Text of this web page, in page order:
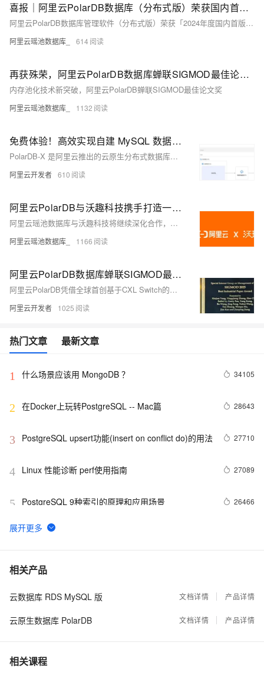
喜报｜阿里云PolarDB数据库（分布式版）荣获国内首台（套）产品奖项
阿里云PolarDB数据库管理软件（分布式版）荣获「2024年度国内首版次软件」称号，并跻身《2024年度浙江省首台（套）推广应用典型案例》。
阿里云瑶池数据库_ 614
再获殊荣，阿里云PolarDB数据库蝉联SIGMOD最佳论文奖
内存池化技术新突破，阿里云PolarDB蝉联SIGMOD最佳论文奖
阿里云瑶池数据库_ 1132
免费体验！高效实现自建 MySQL 数据库平滑迁移至 PolarDB-X
PolarDB-X 是阿里云推出的云原生分布式数据库，支持PB级存储扩展、高并发访问与数据强一致，助力企业实现MySQL平滑迁移。现已开放免费体验，点击即享高效、稳定的数据库升级方案。
阿里云开发者 610
阿里云PolarDB与沃趣科技携手打造一体化数据库解决方案，助推国产数据库生态发展
阿里云瑶池数据库与沃趣科技将继续深化合作，共同推动国产数据库技术的持续创新与广泛应用，为行业生态的繁荣注入更强劲的技术动力。
阿里云瑶池数据库_ 1166
阿里云PolarDB数据库蝉联SIGMOD最佳论文奖
阿里云PolarDB凭借全球首创基于CXL Switch的分布式内存池技术，在SIGMOD 2025上荣获工业赛道“最佳论文奖”，连续两年蝉联该顶会最高奖项。其创新架构PolarCXLMem打破传统RDMA技术瓶颈，性能提升2.1倍，并已落地应用于内存池化场景，推动大模型推理与多模态存储发展，展现CXL Switch在高速互联中的巨大潜力。
阿里云开发者 1025
热门文章 最新文章
1 什么场景应该用 MongoDB ？ 34105
2 在Docker上玩转PostgreSQL -- Mac篇 28643
3 PostgreSQL upsert功能(insert on conflict do)的用法 27710
4 Linux 性能诊断 perf使用指南 27089
5 PostgreSQL 9种索引的原理和应用场景 26466
6 Jedis常见异常汇总
7 PostgreSQL 百亿数据 秒级响应 正则及模糊查询
8 海量用户实时定位和圈人 - 团圆社会公益系统(位置
16799
10鉴黄、视频、图片去重、图像搜索业务分析与实践
相关产品
云数据库 RDS MySQL 版 文档详情 产品详情
云原生数据库 PolarDB 文档详情 产品详情
相关课程